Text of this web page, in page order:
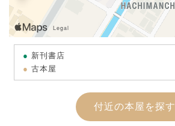
新刊書店
古本屋
付近の本屋を探す